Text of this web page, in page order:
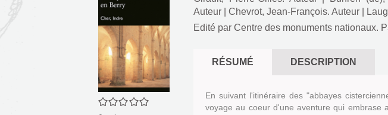
0/5
Auteur
Chevrot, Jean-François. Auteur
Edité par Centre des monuments nationaux.
RÉSUMÉ DESCRIPTION
En suivant l'itinéraire des "abbayes
voyage au coeur d'une aventure qui embrase